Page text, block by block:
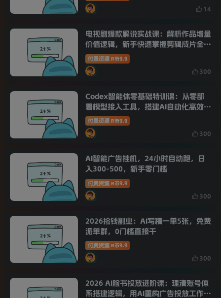
14
电视剧爆款解说实战课：解析作品增量
价值逻辑，新手快速掌握剪辑成片全流
程
付费资源 R币9.9
300
Codex智能体零基础特训课：从零部
署模型接入工具，搭建AI自动化高效办
公工作流
付费资源 R币9.9
300
AI智能广告挂机，24小时自动跑，日
入300-500，新手零门槛
付费资源 R币9.9
300
2026捡钱副业：AI写稿一单5张，免费
派单群，0门槛直接干
付费资源 R币9.9
300
2026 AI脸书投放进阶课：理清账号体
系搭建逻辑，用AI重构广告投放工作流